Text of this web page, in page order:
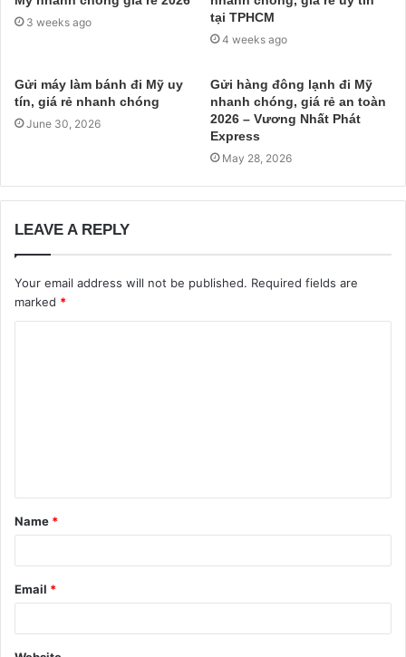
3 weeks ago
tại TPHCM
4 weeks ago
Gửi máy làm bánh đi Mỹ uy
tín, giá rẻ nhanh chóng
June 30, 2026
Gửi hàng đông lạnh đi Mỹ
nhanh chóng, giá rẻ an toàn
2026 – Vương Nhất Phát
Express
May 28, 2026
LEAVE A REPLY
Your email address will not be published. Required fields are
marked *
Name *
Email *